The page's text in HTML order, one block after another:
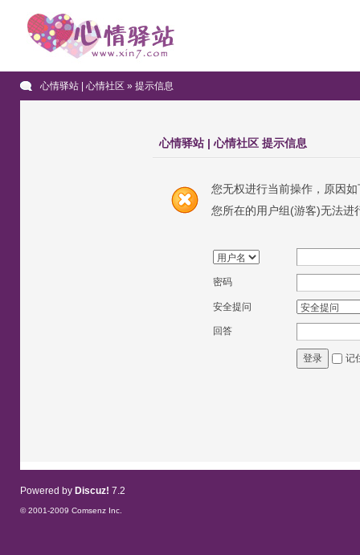
心情驿站 | 心情社区 » 提示信息
心情驿站 | 心情社区 提示信息
您无权进行当前操作，原因如
您所在的用户组(游客)无法进
密码
安全提问
回答
登录 记
Powered by Discuz! 7.2
© 2001-2009 Comsenz Inc.